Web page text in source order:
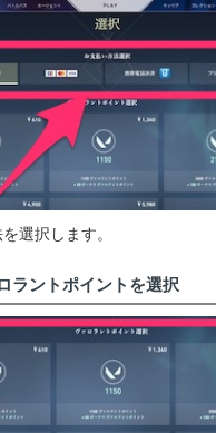
選択します。
ラントポイントを選択